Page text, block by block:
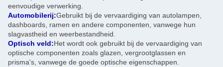
eenvoudige verwerking.
Automobilerij:Gebruikt bij de vervaardiging van autolampen,
dashboards, ramen en andere componenten, vanwege hun
slagvastheid en weerbestandheid.
Optisch veld:Het wordt ook gebruikt bij de vervaardiging van
optische componenten zoals glazen, vergrootglassen en
prisma's, vanwege de goede optische eigenschappen.